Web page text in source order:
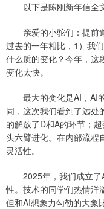
以下是陈刚新年信全
亲爱的小驼们：提前
过去的一年相比，1）我
什么质的变化？今年，这
变化太快。
最大的变化是AI，AI的
同，这次我们看到了远处
的解放了D和A的环节；
头六臂进化。在内部流程
灵活性。
2025年，我们成立了
性。技术的同学们热情洋
但和AI想象力勾勒的大象